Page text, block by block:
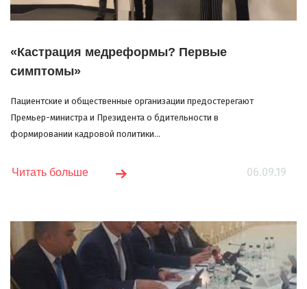
«Кастрация медреформы? Первые
симптомы»
Пациентские и общественные организации предостерегают
Премьер-министра и Президента о бдительности в
формировании кадровой политики...
06.09.19
Читать больше